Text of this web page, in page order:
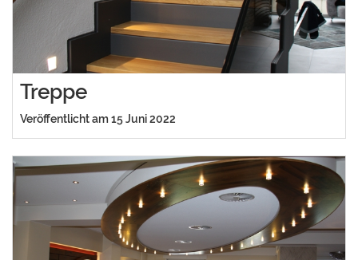
Treppe
Veröffentlicht am 15 Juni 2022